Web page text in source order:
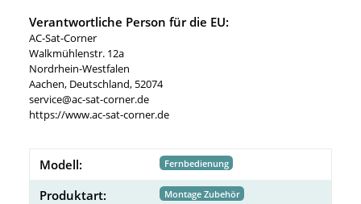
Verantwortliche Person für die EU:
AC-Sat-Corner
Walkmühlenstr. 12a
Nordrhein-Westfalen
Aachen, Deutschland, 52074
service@ac-sat-corner.de
https://www.ac-sat-corner.de
Modell: Fernbedienung
Produktart: Montage Zubehör